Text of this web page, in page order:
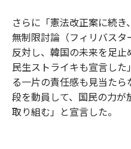
さらに「憲法改正案に続
無制限討論（フィリバス
反対し、韓国の未来を足
民生ストライキも宣言し
る一片の責任感も見当た
段を動員して、国民の力が
取り組む」と宣言した。